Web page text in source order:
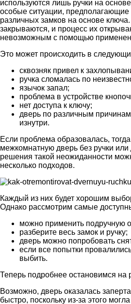
используются лишь ручки на
особые ситуации,
различных замков на основе
закрываются, и процесс их
невозможным с помощью
Это может происходить в
сквозняк привел к
ручка сломалась по
язычок запал;
проблема в устройстве
нет доступа к ключу;
дверь по различным причинам
изнутри.
Если проблема образовалась,
межкомнатную дверь без ручки
решения такой неожиданности
несколько подходов.
Каждый из них будет хорошим
Однако рассмотрим самые
можно применить подручную
разберите весь замок и ручку;
дверь можно попробовать
если все попытки
выбить.
Теперь подробнее остановимся на
Возможно, дверь оказалась
быстро, поскольку из-за этого